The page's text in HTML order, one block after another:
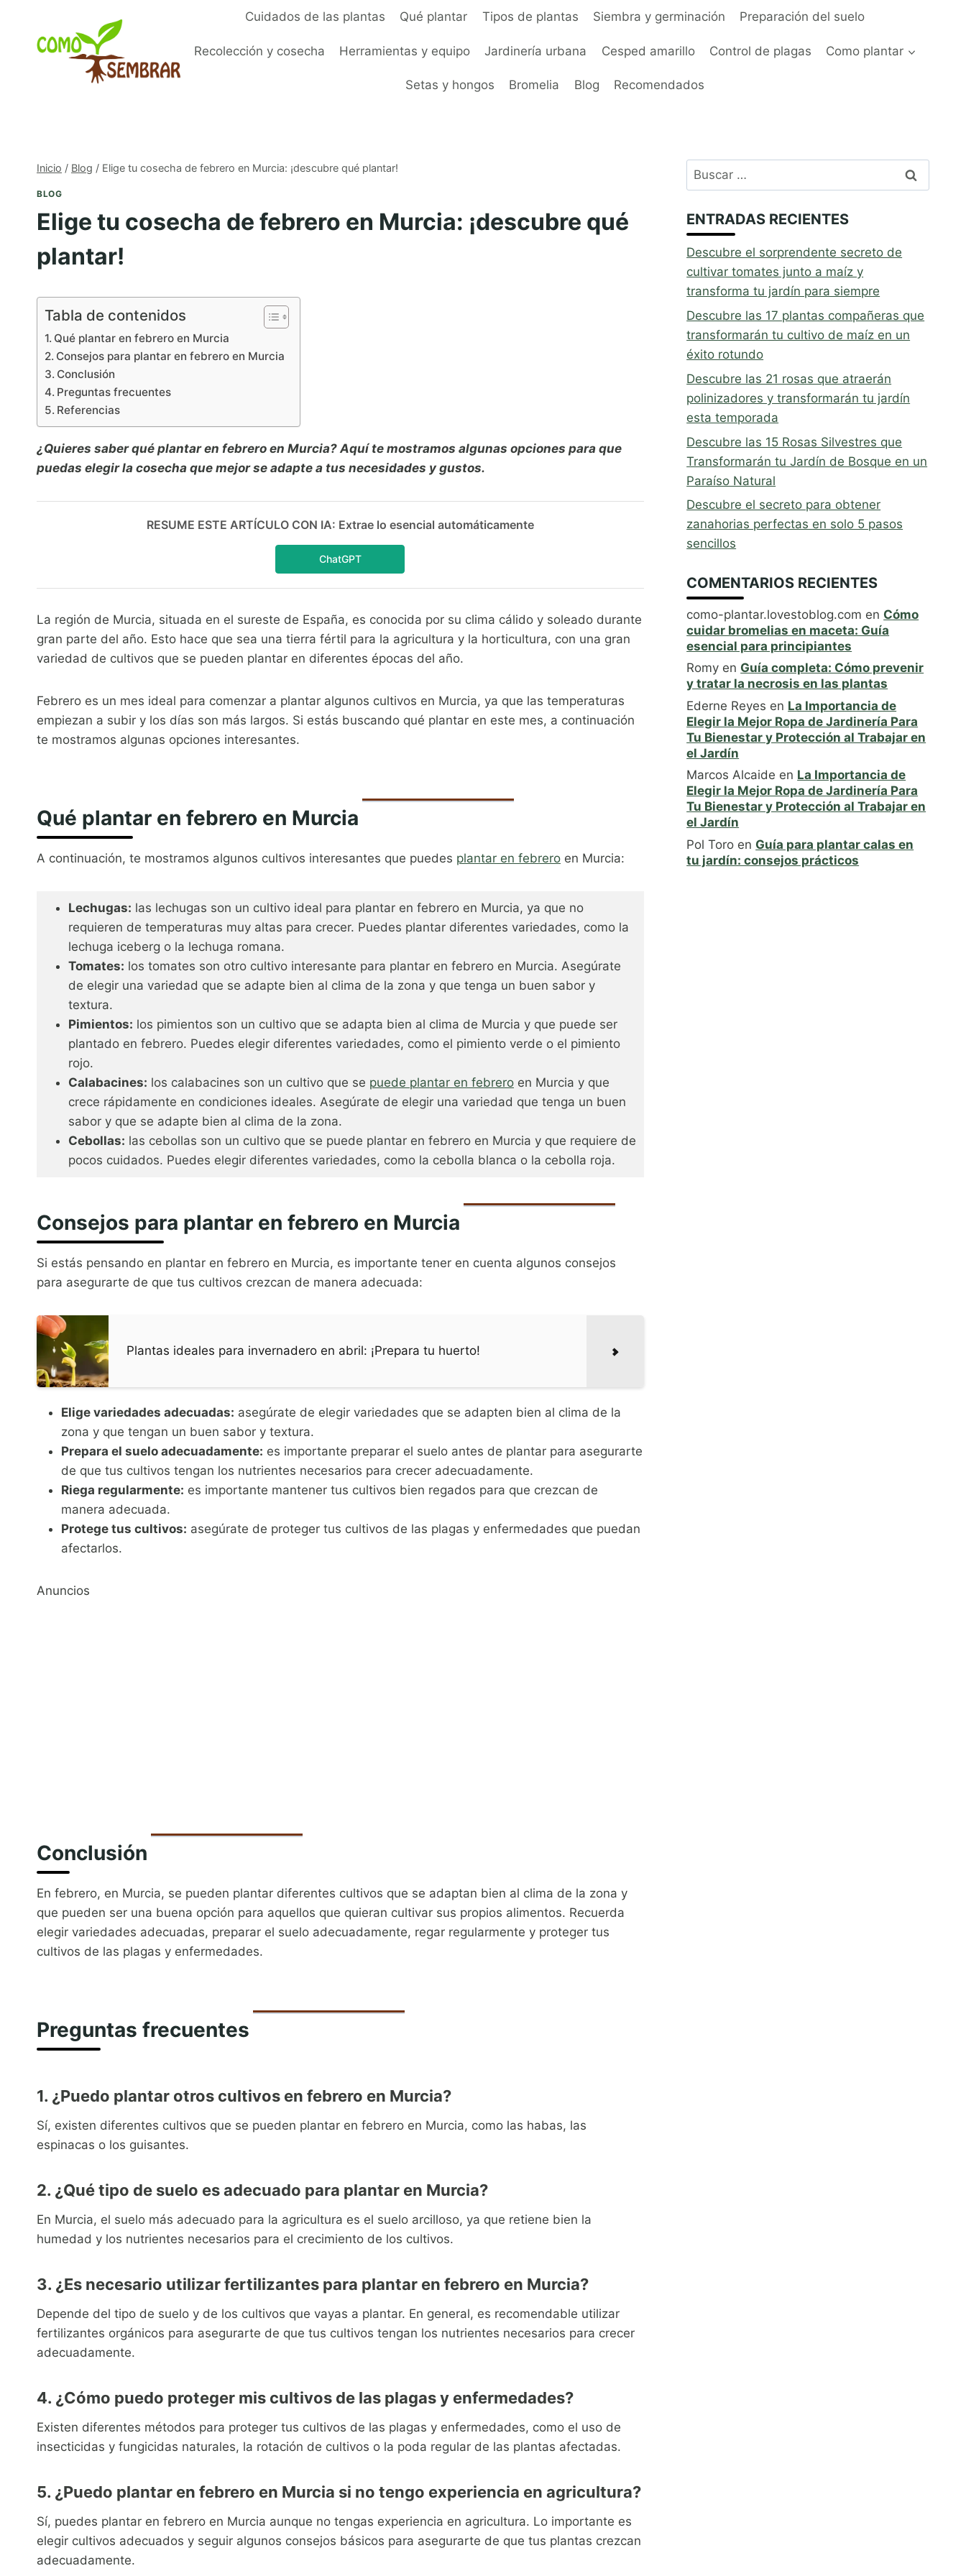
contenido
Cuidados de las plantas Qué plantar Tipos de plantas Siembra y germinación Preparación del suelo
Recolección y cosecha Herramientas y equipo Jardinería urbana Cesped amarillo Control de plagas Como plantar
Setas y hongos Bromelia Blog Recomendados
Inicio / Blog / Elige tu cosecha de febrero en Murcia: ¡descubre qué plantar!
BLOG
Elige tu cosecha de febrero en Murcia: ¡descubre qué
plantar!
Tabla de contenidos
Qué plantar en febrero en Murcia
Consejos para plantar en febrero en Murcia
Conclusión
Preguntas frecuentes
Referencias
¿Quieres saber qué plantar en febrero en Murcia? Aquí te mostramos algunas opciones para que
puedas elegir la cosecha que mejor se adapte a tus necesidades y gustos.
RESUME ESTE ARTÍCULO CON IA: Extrae lo esencial automáticamente
ChatGPT
La región de Murcia, situada en el sureste de España, es conocida por su clima cálido y soleado durante
gran parte del año. Esto hace que sea una tierra fértil para la agricultura y la horticultura, con una gran
variedad de cultivos que se pueden plantar en diferentes épocas del año.
Febrero es un mes ideal para comenzar a plantar algunos cultivos en Murcia, ya que las temperaturas
empiezan a subir y los días son más largos. Si estás buscando qué plantar en este mes, a continuación
te mostramos algunas opciones interesantes.
Qué plantar en febrero en Murcia
A continuación, te mostramos algunos cultivos interesantes que puedes plantar en febrero en Murcia:
Lechugas: las lechugas son un cultivo ideal para plantar en febrero en Murcia, ya que no
requieren de temperaturas muy altas para crecer. Puedes plantar diferentes variedades, como la
lechuga iceberg o la lechuga romana.
Tomates: los tomates son otro cultivo interesante para plantar en febrero en Murcia. Asegúrate
de elegir una variedad que se adapte bien al clima de la zona y que tenga un buen sabor y
textura.
Pimientos: los pimientos son un cultivo que se adapta bien al clima de Murcia y que puede ser
plantado en febrero. Puedes elegir diferentes variedades, como el pimiento verde o el pimiento
rojo.
Calabacines: los calabacines son un cultivo que se puede plantar en febrero en Murcia y que
crece rápidamente en condiciones ideales. Asegúrate de elegir una variedad que tenga un buen
sabor y que se adapte bien al clima de la zona.
Cebollas: las cebollas son un cultivo que se puede plantar en febrero en Murcia y que requiere de
pocos cuidados. Puedes elegir diferentes variedades, como la cebolla blanca o la cebolla roja.
Consejos para plantar en febrero en Murcia
Si estás pensando en plantar en febrero en Murcia, es importante tener en cuenta algunos consejos
para asegurarte de que tus cultivos crezcan de manera adecuada:
Plantas ideales para invernadero en abril: ¡Prepara tu huerto!
Elige variedades adecuadas: asegúrate de elegir variedades que se adapten bien al clima de la
zona y que tengan un buen sabor y textura.
Prepara el suelo adecuadamente: es importante preparar el suelo antes de plantar para asegurarte
de que tus cultivos tengan los nutrientes necesarios para crecer adecuadamente.
Riega regularmente: es importante mantener tus cultivos bien regados para que crezcan de
manera adecuada.
Protege tus cultivos: asegúrate de proteger tus cultivos de las plagas y enfermedades que puedan
afectarlos.
Anuncios
Conclusión
En febrero, en Murcia, se pueden plantar diferentes cultivos que se adaptan bien al clima de la zona y
que pueden ser una buena opción para aquellos que quieran cultivar sus propios alimentos. Recuerda
elegir variedades adecuadas, preparar el suelo adecuadamente, regar regularmente y proteger tus
cultivos de las plagas y enfermedades.
Preguntas frecuentes
1. ¿Puedo plantar otros cultivos en febrero en Murcia?
Sí, existen diferentes cultivos que se pueden plantar en febrero en Murcia, como las habas, las
espinacas o los guisantes.
2. ¿Qué tipo de suelo es adecuado para plantar en Murcia?
En Murcia, el suelo más adecuado para la agricultura es el suelo arcilloso, ya que retiene bien la
humedad y los nutrientes necesarios para el crecimiento de los cultivos.
3. ¿Es necesario utilizar fertilizantes para plantar en febrero en Murcia?
Depende del tipo de suelo y de los cultivos que vayas a plantar. En general, es recomendable utilizar
fertilizantes orgánicos para asegurarte de que tus cultivos tengan los nutrientes necesarios para crecer
adecuadamente.
4. ¿Cómo puedo proteger mis cultivos de las plagas y enfermedades?
Existen diferentes métodos para proteger tus cultivos de las plagas y enfermedades, como el uso de
insecticidas y fungicidas naturales, la rotación de cultivos o la poda regular de las plantas afectadas.
5. ¿Puedo plantar en febrero en Murcia si no tengo experiencia en agricultura?
Sí, puedes plantar en febrero en Murcia aunque no tengas experiencia en agricultura. Lo importante es
elegir cultivos adecuados y seguir algunos consejos básicos para asegurarte de que tus plantas crezcan
adecuadamente.
Buscar:
ENTRADAS RECIENTES
Descubre el sorprendente secreto de
cultivar tomates junto a maíz y
transforma tu jardín para siempre
Descubre las 17 plantas compañeras que
transformarán tu cultivo de maíz en un
éxito rotundo
Descubre las 21 rosas que atraerán
polinizadores y transformarán tu jardín
esta temporada
Descubre las 15 Rosas Silvestres que
Transformarán tu Jardín de Bosque en un
Paraíso Natural
Descubre el secreto para obtener
zanahorias perfectas en solo 5 pasos
sencillos
COMENTARIOS RECIENTES
como-plantar.lovestoblog.com en Cómo
cuidar bromelias en maceta: Guía
esencial para principiantes
Romy en Guía completa: Cómo prevenir
y tratar la necrosis en las plantas
Ederne Reyes en La Importancia de
Elegir la Mejor Ropa de Jardinería Para
Tu Bienestar y Protección al Trabajar en
el Jardín
Marcos Alcaide en La Importancia de
Elegir la Mejor Ropa de Jardinería Para
Tu Bienestar y Protección al Trabajar en
el Jardín
Pol Toro en Guía para plantar calas en
tu jardín: consejos prácticos